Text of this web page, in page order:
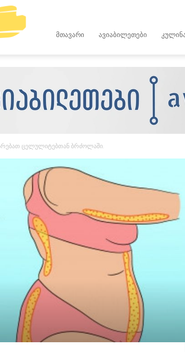
kop.ge
ᲛᲗᲐᲕᲐᲠᲘ ᲐᲕᲘᲐᲑᲘᲚᲔᲗᲔᲑᲘ
ცელულიტებთან ბრძოლაში.